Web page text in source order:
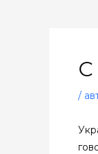
С
/